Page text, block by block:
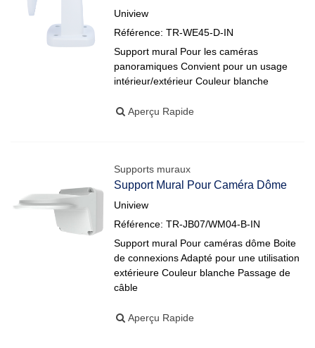
Uniview
Référence: TR-WE45-D-IN
Support mural Pour les caméras
panoramiques Convient pour un usage
intérieur/extérieur Couleur blanche
Aperçu Rapide
Supports muraux
Support Mural Pour Caméra Dôme
Uniview
Référence: TR-JB07/WM04-B-IN
Support mural Pour caméras dôme Boite
de connexions Adapté pour une utilisation
extérieure Couleur blanche Passage de
câble
Aperçu Rapide